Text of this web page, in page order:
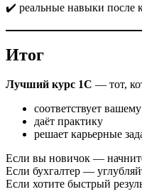
✔️ реальные навыки после
Итог
Лучший курс 1С — тот,
соответствует
даёт практику
решает карьерные
Если вы новичок —
Если бухгалтер —
Если хотите быстрый